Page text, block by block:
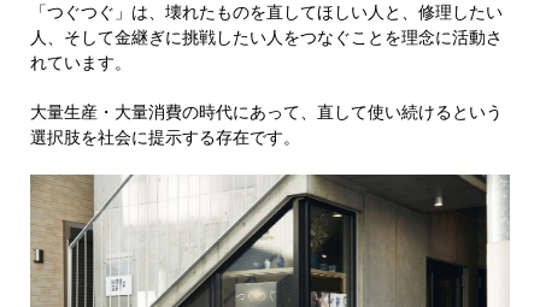
「つぐつぐ」は、壊れたものを直してほしい人と、修理したい
人、そして金継ぎに挑戦したい人をつなぐことを理念に活動さ
れています。
大量生産・大量消費の時代にあって、直して使い続けるという
選択肢を社会に提示する存在です。